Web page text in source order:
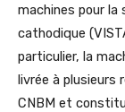
machines pour la
cathodique
particulier, la
livrée à plusieurs
CNBM et